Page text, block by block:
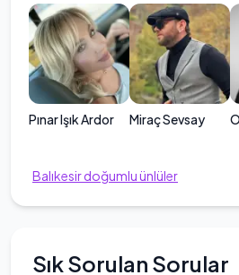
Pınar Işık Ardor Miraç Sevsay
Balıkesirdoğumlu ünlüler
Sık Sorulan Sorular